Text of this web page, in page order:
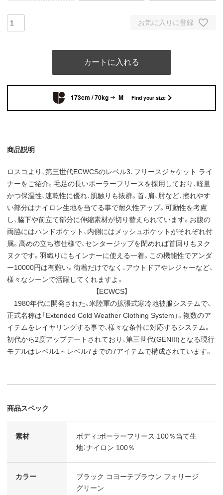
お気に入りに登録
カートに入れる
173cm / 70kg M Find your size
商品説明
ロスコより、第三世代ECWCSのレベル3、フリースジャケット ライ
ナーをご紹介。毛足の長いポーラーフリースを採用しており、軽量
かつ保温性、速乾性に優れ、肌触りも抜群。首、肩、肘など、擦れやす
い部分はナイロン生地を当てる事で耐久性アップ。可動性を考慮
し、脇下や前立て部分に伸縮素材が切り替えられています。お腹の
両脇にはハンドポケット、内側にはメッシュポケットがそれぞれ付
属。高めの立ち襟仕様で、センタージップを閉めれば首回りもヌク
ヌクです。羽織りにもインナーに使える一着。この機能性でアンダ
ー10000円は有難い。街着だけでなく、アウトドアやレジャーなど、
様々なシーンで活躍してくれますよ。
【ECWCS】
1980年代に開発された、米陸軍の拡張式寒冷地被服システムで、
正式名称は「Extended Cold Weather Clothing System」。複数のア
イテムをレイヤリングする事で、様々な条件に対応するシステム。
初代から2度アップデートされており、第三世代(GENIII)となる現行
モデルはレベル1～レベル7までの7アイテムで構成されています。
商品スペック
素材
ボディ:ポーラーフリース 100％当て生
地：ナイロン 100％
カラー
ブラック コヨーテブラウン フォリージ
グリーン